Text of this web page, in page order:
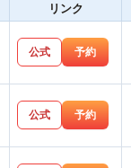
リンク
公式 予約
公式 予約